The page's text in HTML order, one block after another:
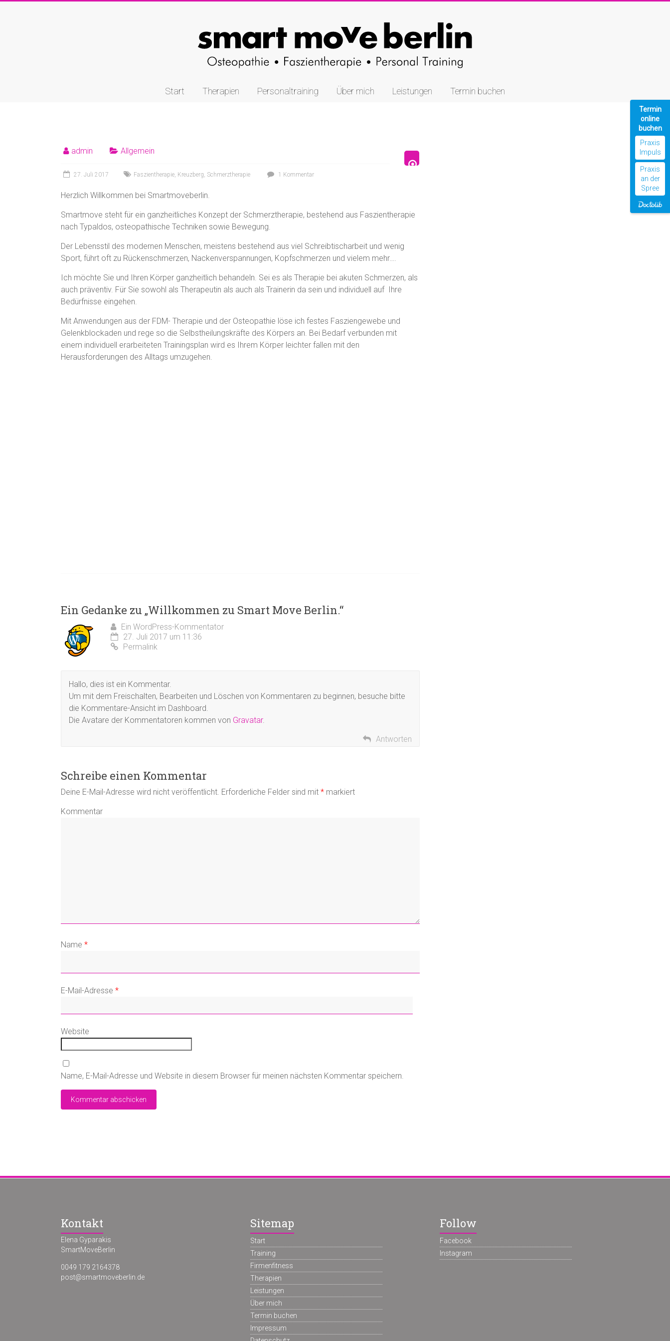
Start Therapien Personaltraining Über mich Leistungen Termin buchen
admin Allgemein
27. Juli 2017 Faszientherapie, Kreuzberg, Schmerztherapie 1 Kommentar
Herzlich Willkommen bei Smartmoveberlin.
Smartmove steht für ein ganzheitliches Konzept der Schmerztherapie, bestehend aus Faszientherapie
nach Typaldos, osteopathische Techniken sowie Bewegung.
Der Lebensstil des modernen Menschen, meistens bestehend aus viel Schreibtischarbeit und wenig
Sport, führt oft zu Rückenschmerzen, Nackenverspannungen, Kopfschmerzen und vielem mehr….
Ich möchte Sie und Ihren Körper ganzheitlich behandeln. Sei es als Therapie bei akuten Schmerzen, als
auch präventiv. Für Sie sowohl als Therapeutin als auch als Trainerin da sein und individuell auf Ihre
Bedürfnisse eingehen.
Mit Anwendungen aus der FDM- Therapie und der Osteopathie löse ich festes Fasziengewebe und
Gelenkblockaden und rege so die Selbstheilungskräfte des Körpers an. Bei Bedarf verbunden mit
einem individuell erarbeiteten Trainingsplan wird es Ihrem Körper leichter fallen mit den
Herausforderungen des Alltags umzugehen.
Ein Gedanke zu „Willkommen zu Smart Move Berlin.“
Ein WordPress-Kommentator
27. Juli 2017 um 11:36
Permalink
Hallo, dies ist ein Kommentar.
Um mit dem Freischalten, Bearbeiten und Löschen von Kommentaren zu beginnen, besuche bitte
die Kommentare-Ansicht im Dashboard.
Die Avatare der Kommentatoren kommen von Gravatar.
Antworten
Schreibe einen Kommentar
Deine E-Mail-Adresse wird nicht veröffentlicht. Erforderliche Felder sind mit * markiert
Kommentar
Name *
E-Mail-Adresse *
Website
Name, E-Mail-Adresse und Website in diesem Browser für meinen nächsten Kommentar speichern.
Kontakt
Elena Gyparakis
SmartMoveBerlin
0049 179 2164378
post@smartmoveberlin.de
Sitemap
Start
Training
Firmenfitness
Therapien
Leistungen
Über mich
Termin buchen
Impressum
Follow
Facebook
Instagram
Termin
online
buchen
Praxis
Impuls
Praxis
an der
Spree